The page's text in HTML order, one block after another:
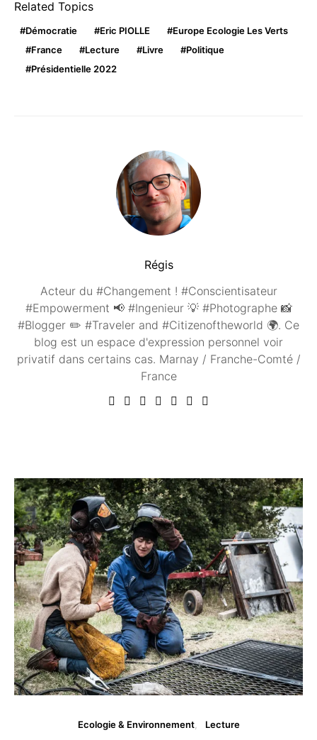
Related Topics
Démocratie Eric PIOLLE
Europe Ecologie Les Verts
France
Lecture Livre
Politique
Présidentielle 2022
Régis
Acteur du #Changement ! #Conscientisateur
#Empowerment 📢 #Ingenieur 💡 #Photographe 📸
#Blogger ✏️ #Traveler and #Citizenoftheworld 🌍. Ce
blog est un espace d'expression personnel voir
privatif dans certains cas. Marnay / Franche-Comté /
France
Ecologie & Environnement Lecture